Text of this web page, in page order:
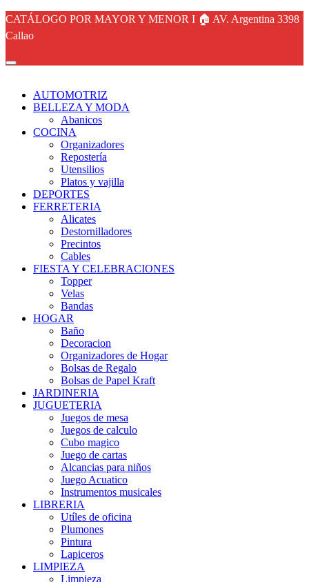
CATÁLOGO POR MAYOR Y MENOR I 🏠 AV. Argentina 3398
Callao
AUTOMOTRIZ
BELLEZA Y MODA
Abanicos
COCINA
Organizadores
Repostería
Utensilios
Platos y vajilla
DEPORTES
FERRETERIA
Alicates
Destornilladores
Precintos
Cables
FIESTA Y CELEBRACIONES
Topper
Velas
Bandas
HOGAR
Baño
Decoracion
Organizadores de Hogar
Bolsas de Regalo
Bolsas de Papel Kraft
JARDINERIA
JUGUETERIA
Juegos de mesa
Juegos de calculo
Cubo magico
Juego de cartas
Alcancias para niños
Juego Acuatico
Instrumentos musicales
LIBRERIA
Utíles de oficina
Plumones
Pintura
Lapiceros
LIMPIEZA
Limpieza